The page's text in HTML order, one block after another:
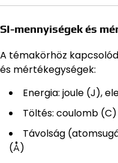
SI-mennyiségek és
A témakörhöz
és mértékegységek:
Energia: joule (J),
Töltés: coulomb (C)
Távolság
(Å)